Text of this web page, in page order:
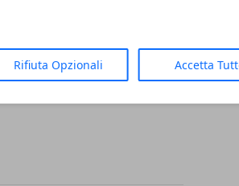
Rifiuta Opzionali Accetta
questa
stata invitata a
chiaro e, dichiara di
sanitaria di una regione